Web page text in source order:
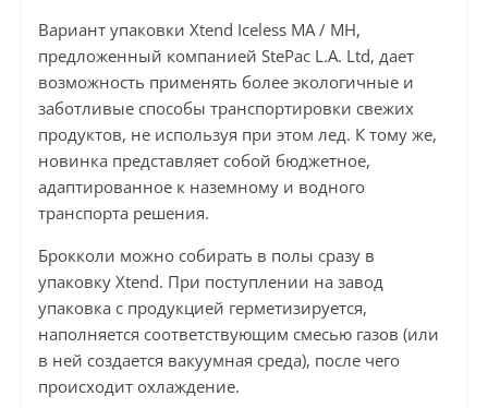
Вариант упаковки Xtend Iceless MA / MH,
предложенный компанией StePac L.A. Ltd, дает
возможность применять более экологичные и
заботливые способы транспортировки свежих
продуктов, не используя при этом лед. К тому же,
новинка представляет собой бюджетное,
адаптированное к наземному и водного
транспорта решения.
Брокколи можно собирать в полы сразу в
упаковку Xtend. При поступлении на завод
упаковка с продукцией герметизируется,
наполняется соответствующим смесью газов (или
в ней создается вакуумная среда), после чего
происходит охлаждение.